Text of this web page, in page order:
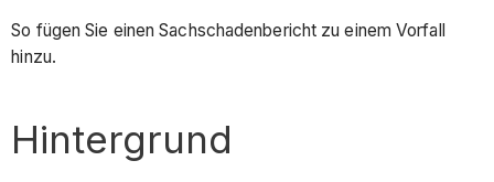
So fügen Sie einen Sachschadenbericht zu einem Vorfall
hinzu.
Hintergrund